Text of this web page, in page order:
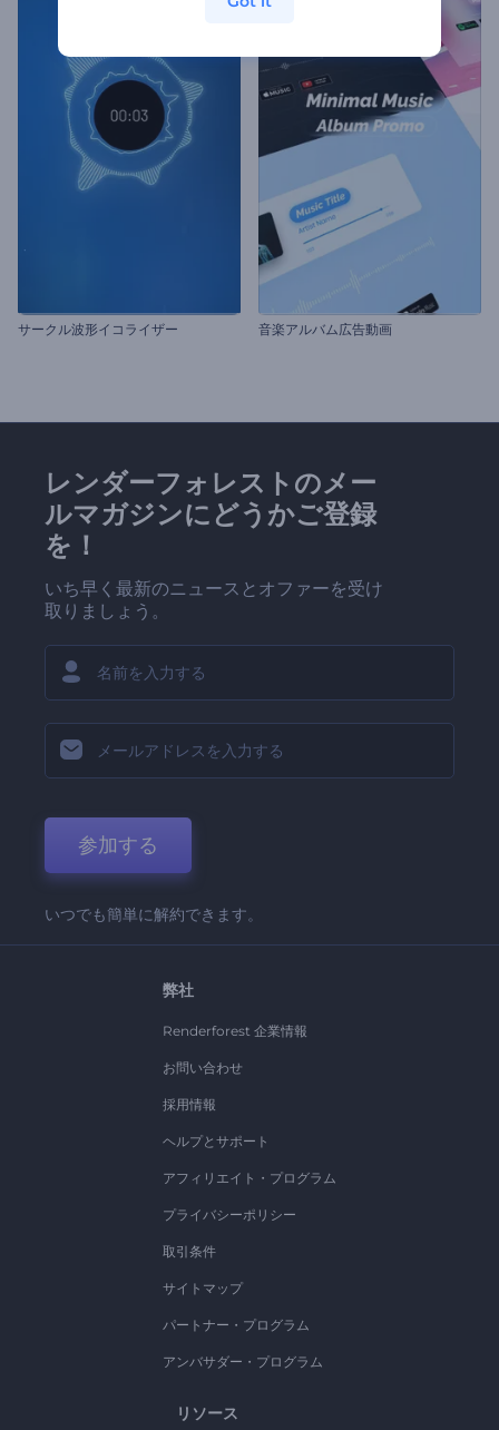
サークル波形イコライザー 音楽アルバム広告動画
レンダーフォレストのメー
ルマガジンにどうかご登録
を！
いち早く最新のニュースとオファーを受け
取りましょう。
参加する
いつでも簡単に解約できます。
弊社
Renderforest 企業情報
お問い合わせ
採用情報
ヘルプとサポート
アフィリエイト・プログラム
プライバシーポリシー
取引条件
サイトマップ
パートナー・プログラム
アンバサダー・プログラム
リソース